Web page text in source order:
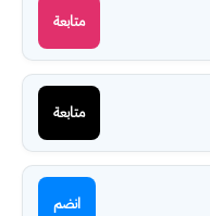
متابعة
متابعة
انضم